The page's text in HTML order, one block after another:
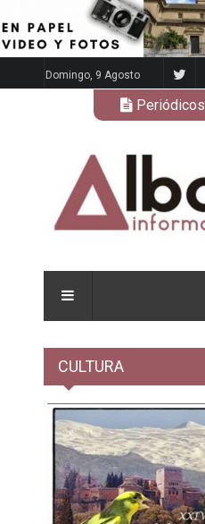
Domingo, 9 Agosto
Periódicos
CULTURA